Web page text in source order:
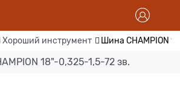
Хороший инструмент Шина CHAMPION
18"-0,325-1,5-72 зв.